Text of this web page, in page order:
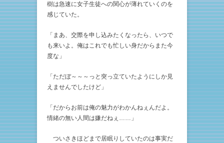
樹は急速に女子生徒への関心が薄れていくのを
感じていた。
「まあ、交際を申し込みたくなったら、いつで
も来いよ。俺はこれでも忙しい身だからまた今
度な」
「ただぼ～～～っと突っ立ていたようにしか見
えませんでしたけど」
「だからお前は俺の魅力がわかんねぇんだよ。
情緒の無い人間は嫌だねぇ……」
ついさきほどまで居眠りしていたのは事実だ